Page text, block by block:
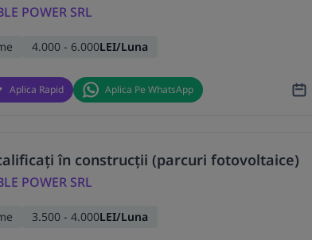
POWER SRL
4.000 - 6.000LEI/Luna
Aplica Rapid Aplica Pe WhatsApp
în construcții (parcuri fotovoltaice)
POWER SRL
3.500 - 4.000LEI/Luna